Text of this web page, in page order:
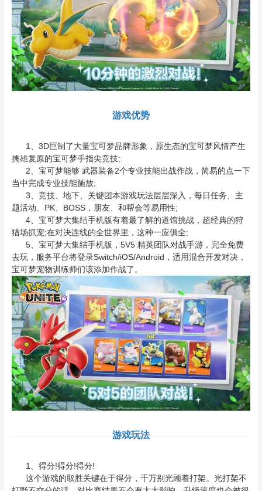
游戏优势
1、3D巨制了大量宝可梦品牌形象，原生态的宝可梦风情产生
擒雄复原的宝可梦手指尖竞技;
2、宝可梦能够 武器装备2个专业技能出战作战，简易的点一下
当中完成专业技能施放;
3、竞技、地下、关键团本游戏玩法层层深入，每日任务、主
题活动、PK、BOSS，朋友、和帮会等易用性;
4、宝可梦大集结手机版有着最了解的道馆挑战，超经典的狩
猎场抓宠;在对决连线的全世界里，这种一应俱全;
5、宝可梦大集结手机版，5V5 精英团队对战手游，完全免费
去玩，服务平台将登录Switch/iOS/Android，适用混合开发对决，
宝可梦宠物训练师们该添加作战了。
游戏玩法
1、得分!得分!得分!
这个游戏的取胜关键在于得分，千万别光顾着打架。光打架不